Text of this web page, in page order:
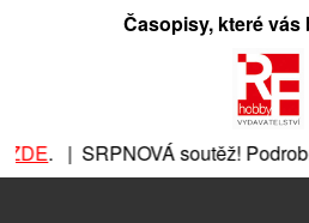
Časopisy, které
| SRPNOVÁ soutěž! Podrobnosti